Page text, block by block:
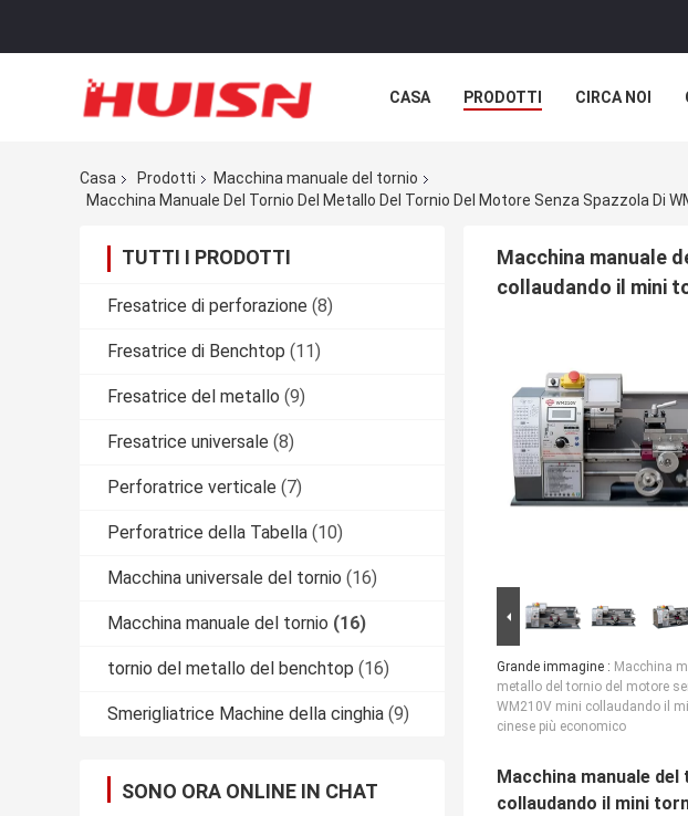
CASA PRODOTTI CIRCA NOI
Casa Prodotti
Macchina manuale del tornio
Macchina Manuale Del Tornio Del Metallo Del Tornio Del Motore Senza Spazzola Di
TUTTI I PRODOTTI
Fresatrice di perforazione (8)
Fresatrice di Benchtop (11)
Fresatrice del metallo (9)
Fresatrice universale (8)
Perforatrice verticale (7)
Perforatrice della Tabella (10)
Macchina universale del tornio (16)
Macchina manuale del tornio (16)
tornio del metallo del benchtop (16)
Smerigliatrice Machine della cinghia (9)
SONO ORA ONLINE IN CHAT
Macchina manuale
collaudando il mini
Grande immagine : Macchina
metallo del tornio del motore
WM210V mini collaudando il
cinese più economico
Macchina manuale
collaudando il mini